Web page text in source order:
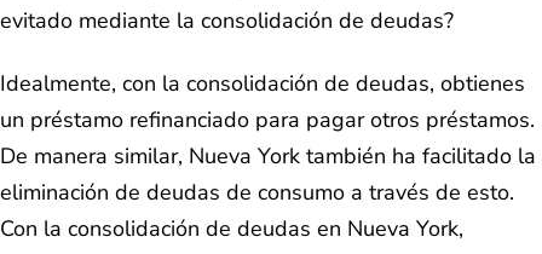
evitado mediante la consolidación de deudas?
Idealmente, con la consolidación de deudas, obtienes
un préstamo refinanciado para pagar otros préstamos.
De manera similar, Nueva York también ha facilitado la
eliminación de deudas de consumo a través de esto.
Con la consolidación de deudas en Nueva York,